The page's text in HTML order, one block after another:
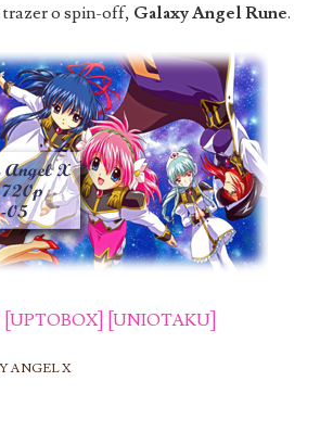
o spin-off, Galaxy Angel Rune.
[UPTOBOX] [UNIOTAKU]
ANGEL X